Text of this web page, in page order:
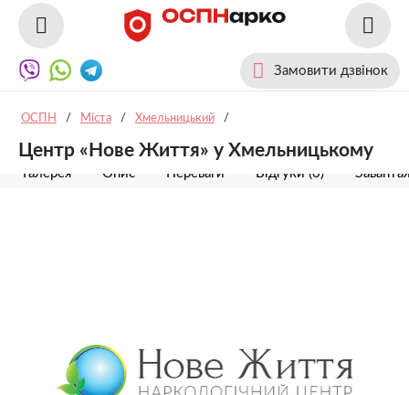
Замовити дзвінок
ОСПН / Міста / Хмельницький /
Центр «Нове Життя» у Хмельницькому
Галерея Опис Переваги Відгуки (0)